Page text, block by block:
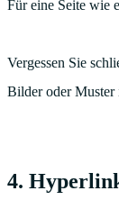
Für eine Seite wie
Vergessen Sie
Bilder oder Muster
4.